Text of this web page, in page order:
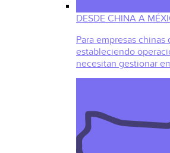
DESDE CHINA A
Para empresas chinas
estableciendo
necesitan gestionar